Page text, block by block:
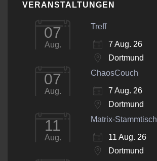
VERANSTALTUNGEN
07
Aug.
Treff
7 Aug. 26
Dortmund
07
Aug.
ChaosCouch
7 Aug. 26
Dortmund
11
Aug.
Matrix-Stammtisch
11 Aug. 26
Dortmund